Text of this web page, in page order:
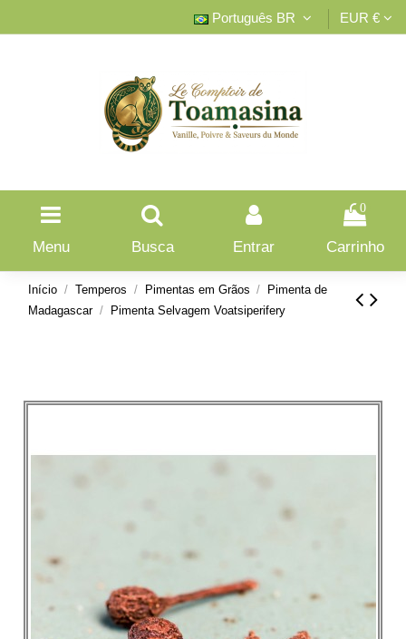
Português BR EUR €
Menu Busca Entrar
0
Carrinho
Início Temperos Pimentas em Grãos
Pimenta de
Madagascar
Pimenta Selvagem Voatsiperifery